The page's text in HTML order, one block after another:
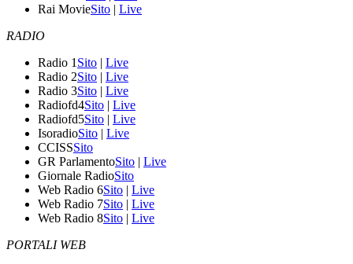
Rai MovieSito | Live
RADIO
Radio 1 Sito | Live
Radio 2Sito | Live
Radio 3Sito | Live
Radiofd4Sito | Live
Radiofd5Sito | Live
IsoradioSito | Live
CCISSSito
GR ParlamentoSito | Live
Giornale RadioSito
Web Radio 6Sito | Live
Web Radio 7Sito | Live
Web Radio 8Sito | Live
PORTALI WEB